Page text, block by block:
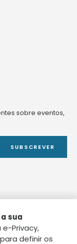
sua
e-Privacy,
definir os
sobre eventos,
SUBSCREVER